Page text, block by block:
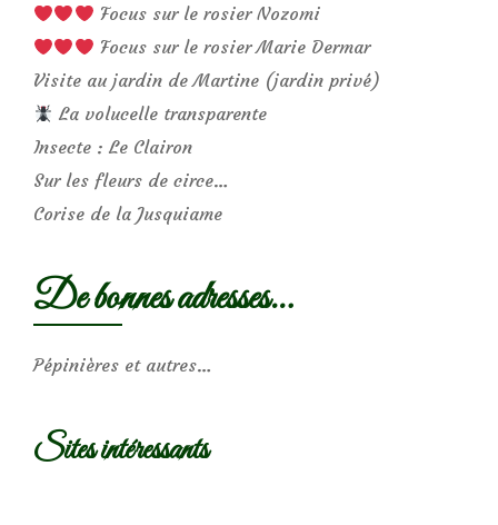
Focus sur le rosier Nozomi
Focus sur le rosier Marie Dermar
Visite au jardin de Martine (jardin privé)
La volucelle transparente
Insecte : Le Clairon
Sur les fleurs de circe…
Corise de la Jusquiame
De bonnes adresses…
Pépinières et autres…
Sites intéressants